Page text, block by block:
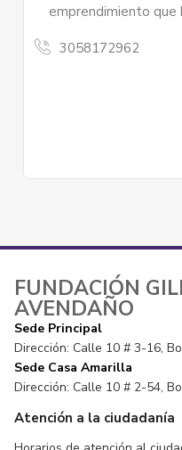
emprendimiento que
3058172962
FUNDACIÓN
AVENDAÑO
Sede Principal
Dirección: Calle 10 # 3-16,
Sede Casa Amarilla
Dirección: Calle 10 # 2-54,
Atención a la ciudadanía